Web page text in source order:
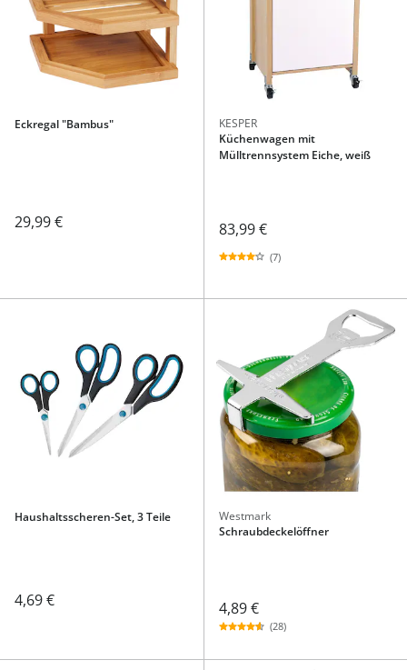
Eckregal "Bambus"
29,99 €
KESPER
Küchenwagen mit
Mülltrennsystem Eiche, weiß
83,99 €
(7)
Haushaltsscheren-Set, 3 Teile
4,69 €
Westmark
Schraubdeckelöffner
4,89 €
(28)